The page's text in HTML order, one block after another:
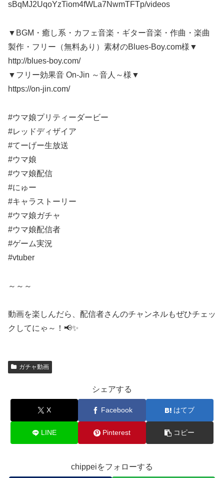
sBqMJ2UqoYzTiom4fWLa7NwmTFTp/videos
▼BGM・癒し系・カフェ音楽・ギター音楽・作曲・楽曲
製作・フリー（無料あり）素材のBlues-Boy.com様▼
http://blues-boy.com/
▼フリー効果音 On-Jin ～音人～様▼
https://on-jin.com/
#ウマ娘プリティーダービー
#レッドディザイア
#てーげー生放送
#ウマ娘
#ウマ娘配信
#にゅー
#キャラストーリー
#ウマ娘ガチャ
#ウマ娘配信者
#ゲーム実況
#vtuber
～～～
動画を楽しんだら、配信者さんのチャンネルもぜひチェッ
クしてにゃ～！📢✨
ガチャ動画
シェアする
X Facebook はてブ
LINE Pinterest コピー
chippeiをフォローする